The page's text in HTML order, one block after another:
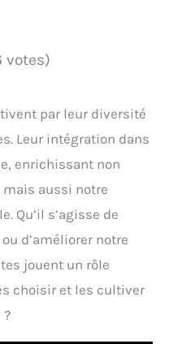
votes)
par leur diversité
Leur intégration dans
enrichissant non
aussi notre
Qu’il s’agisse de
d’améliorer notre
jouent un rôle
choisir et les cultiver
?